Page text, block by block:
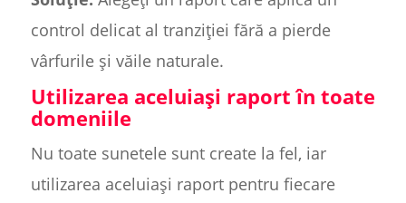
control delicat al tranziției fără a pierde
vârfurile și văile naturale.
Utilizarea aceluiași raport în toate
domeniile
Nu toate sunetele sunt create la fel, iar
utilizarea aceluiași raport pentru fiecare